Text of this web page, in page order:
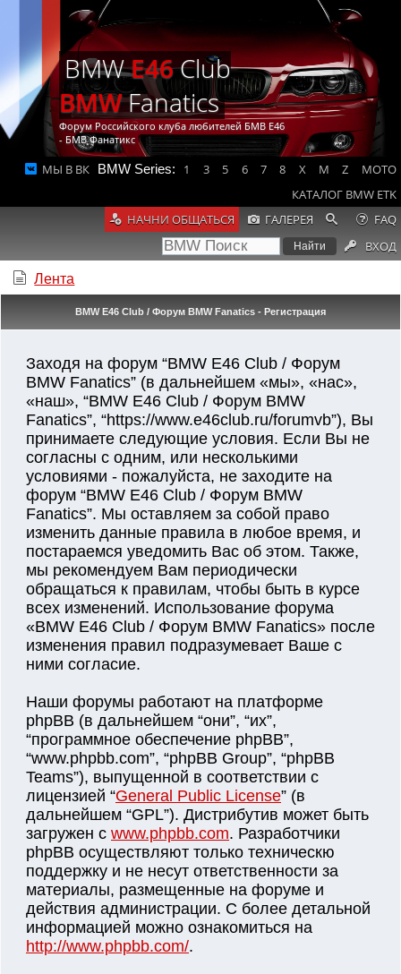
BMWE46Club
BMWFanatics
Форум Российского клуба любителей БМВ Е46
- БМВ Фанатикс
МЫ В ВК BMW Series: 1 3 5 6 7 8 X M Z
MOTO
КАТАЛОГ BMW ETK
НАЧНИ ОБЩАТЬСЯ
ГАЛЕРЕЯ
FAQ
ВХОД
Лента
BMW E46 Club / Форум BMW Fanatics - Регистрация
Заходя на форум “BMW E46 Club / Форум
BMW Fanatics” (в дальнейшем «мы», «нас»,
«наш», “BMW E46 Club / Форум BMW
Fanatics”, “https://www.e46club.ru/forumvb”), Вы
принимаете следующие условия. Если Вы не
согласны с одним, или несколькими
условиями - пожалуйста, не заходите на
форум “BMW E46 Club / Форум BMW
Fanatics”. Мы оставляем за собой право
изменить данные правила в любое время, и
постараемся уведомить Вас об этом. Также,
мы рекомендуем Вам периодически
обращаться к правилам, чтобы быть в курсе
всех изменений. Использование форума
«BMW E46 Club / Форум BMW Fanatics» после
изменения правил подразумевает Ваше с
ними согласие.
Наши форумы работают на платформе
phpBB (в дальнейшем “они”, “их”,
“программное обеспечение phpBB”,
“www.phpbb.com”, “phpBB Group”, “phpBB
Teams”), выпущенной в соответствии с
лицензией “General Public License” (в
дальнейшем “GPL”). Дистрибутив может быть
загружен с www.phpbb.com. Разработчики
phpBB осуществляют только техническю
поддержку и не несут ответственности за
материалы, размещенные на форуме и
действия администрации. С более детальной
информацией можно ознакомиться на
http://www.phpbb.com/.